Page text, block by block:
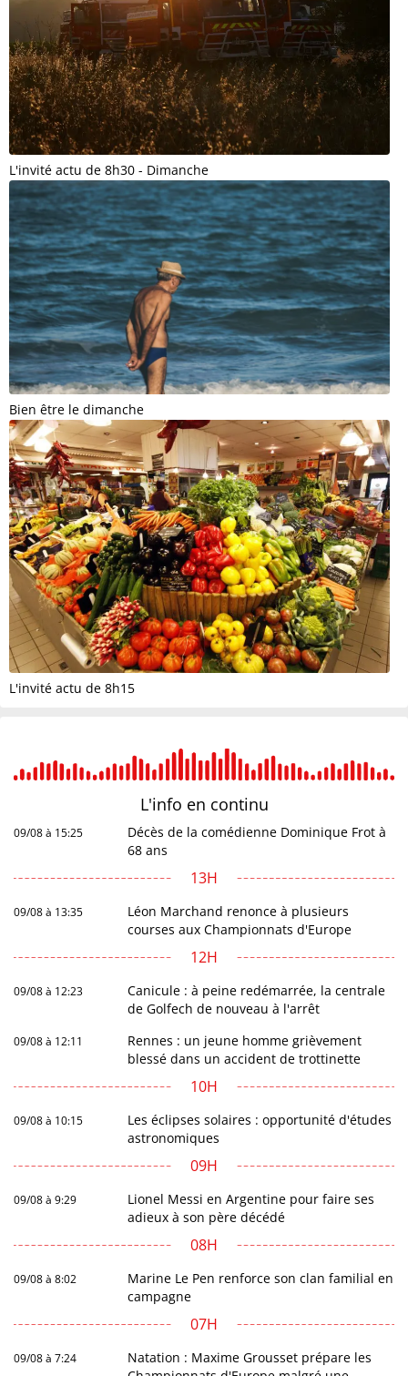
L'invité actu de 8h30 - Dimanche
Bien être le dimanche
L'invité actu de 8h15
L'info en continu
09/08 à 15:25
Décès de la comédienne Dominique Frot à
68 ans
13H
09/08 à 13:35
Léon Marchand renonce à plusieurs
courses aux Championnats d'Europe
12H
09/08 à 12:23
Canicule : à peine redémarrée, la centrale
de Golfech de nouveau à l'arrêt
09/08 à 12:11
Rennes : un jeune homme grièvement
blessé dans un accident de trottinette
10H
09/08 à 10:15
Les éclipses solaires : opportunité d'études
astronomiques
09H
09/08 à 9:29
Lionel Messi en Argentine pour faire ses
adieux à son père décédé
08H
09/08 à 8:02
Marine Le Pen renforce son clan familial en
campagne
07H
09/08 à 7:24
Natation : Maxime Grousset prépare les